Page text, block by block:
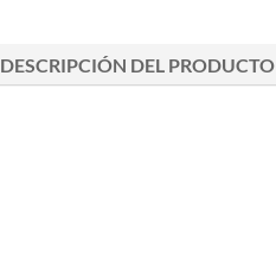
DESCRIPCIÓN DEL PRODUCTO